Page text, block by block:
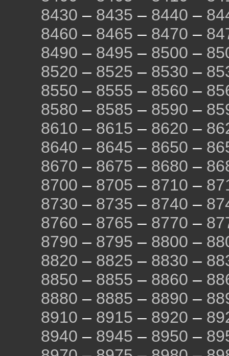
8430 – 8435 – 8440 –
8460 – 8465 – 8470 –
8490 – 8495 – 8500 –
8520 – 8525 – 8530 –
8550 – 8555 – 8560 –
8580 – 8585 – 8590 –
8610 – 8615 – 8620 –
8640 – 8645 – 8650 –
8670 – 8675 – 8680 –
8700 – 8705 – 8710 –
8730 – 8735 – 8740 –
8760 – 8765 – 8770 –
8790 – 8795 – 8800 –
8820 – 8825 – 8830 –
8850 – 8855 – 8860 –
8880 – 8885 – 8890 –
8910 – 8915 – 8920 –
8940 – 8945 – 8950 –